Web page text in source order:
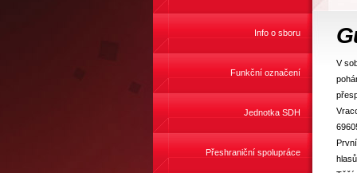
Info o sboru
Funkční označení
Jednotka SDH
Přeshraniční spolupráce
V